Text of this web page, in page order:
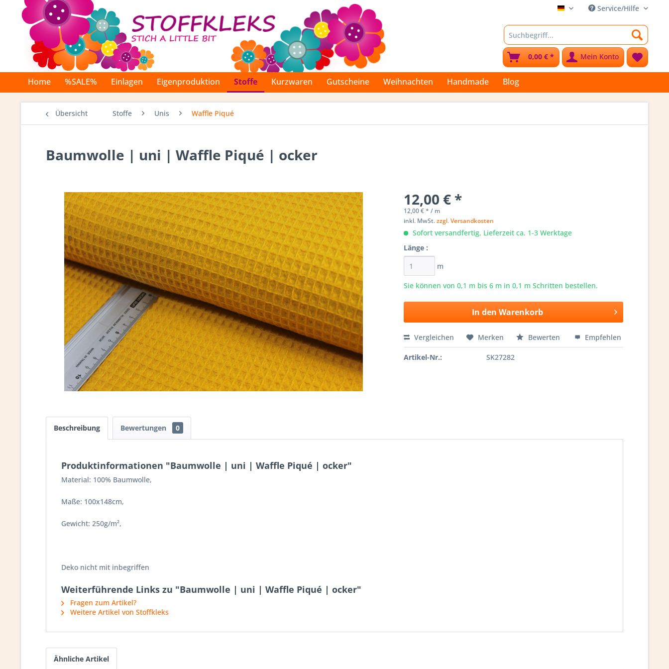
Stoffkleks Service/Hilfe
Mein Konto
0,00 € *
Home %SALE% Einlagen Eigenproduktion Stoffe Kurzwaren Gutscheine Weihnachten Handmade Blog
Übersicht Stoffe Unis Waffle Piqué
Baumwolle | uni | Waffle Piqué | ocker
12,00 € *
12,00 € * / m
inkl. MwSt.zzgl. Versandkosten
Sofort versandfertig, Lieferzeit ca. 1-3 Werktage
Länge :
m
Sie können von 0,1 m bis6 m in 0,1 m Schritten bestellen.
In den Warenkorb
Vergleichen Merken Bewerten Empfehlen
Artikel-Nr.: SK27282
Beschreibung Bewertungen 0
Produktinformationen "Baumwolle | uni | Waffle Piqué | ocker"
Material: 100% Baumwolle,
Maße: 100x148cm,
Gewicht: 250g/m²,
Deko nicht mit inbegriffen
Weiterführende Links zu "Baumwolle | uni | Waffle Piqué | ocker"
Fragen zum Artikel?
Weitere Artikel von Stoffkleks
Ähnliche Artikel